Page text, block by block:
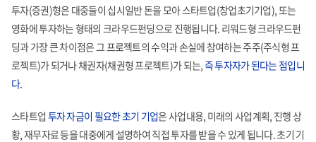
투자(증권)형은 대중들이 십시일반 돈을 모아 스타트업(창업초기기업), 또는
영화에 투자하는 형태의 크라우드펀딩으로 진행됩니다. 리워드형 크라우드펀
딩과 가장 큰 차이점은 그 프로젝트의 수익과 손실에 참여하는 주주(주식형 프
로젝트)가 되거나 채권자(채권형 프로젝트)가 되는, 즉 투자자가 된다는 점입니
다.
스타트업 투자 자금이 필요한 초기 기업은 사업내용, 미래의 사업계획, 진행 상
황, 재무자료 등을 대중에게 설명하여 직접 투자를 받을 수 있게 됩니다. 초기 기